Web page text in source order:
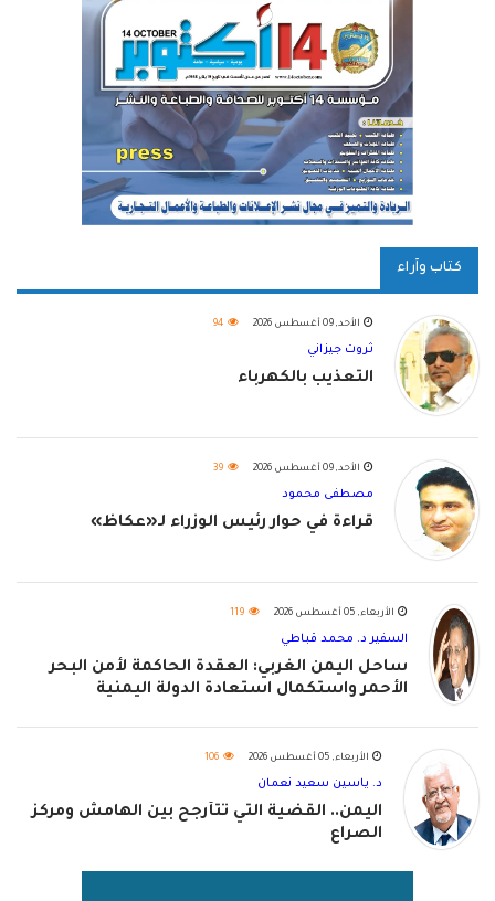
كتاب وآراء
الأحد, 09 أغسطس 2026 94
ثروت جيزاني
التعذيب بالكهرباء
الأحد, 09 أغسطس 2026 39
مصطفى محمود
قراءة في حوار رئيس الوزراء لـ«عكاظ»
الأربعاء, 05 أغسطس 2026 119
السفير د. محمد قباطي
ساحل اليمن الغربي: العقدة الحاكمة لأمن البحر
الأحمر واستكمال استعادة الدولة اليمنية
الأربعاء, 05 أغسطس 2026 106
د. ياسين سعيد نعمان
اليمن.. القضية التي تتأرجح بين الهامش ومركز
الصراع